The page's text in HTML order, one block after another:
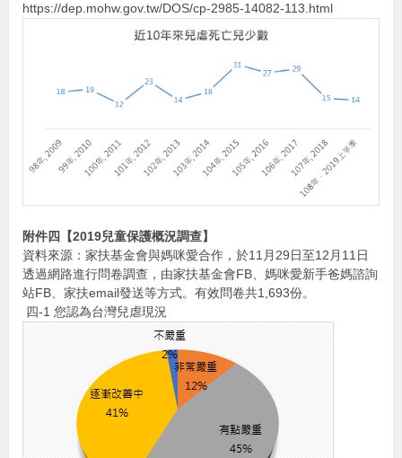
https://dep.mohw.gov.tw/DOS/cp-2985-14082-113.html
附件四【2019兒童保護概況調查】
資料來源：家扶基金會與媽咪愛合作，於11月29日至12月11日
透過網路進行問卷調查，由家扶基金會FB、媽咪愛新手爸媽諮詢
站FB、家扶email發送等方式。有效問卷共1,693份。
四-1 您認為台灣兒虐現況